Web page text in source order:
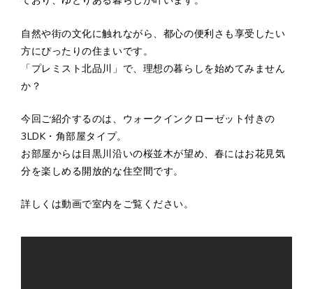
自然や街の文化に触れながら、都心の便利さも享受したい
方にぴったりの住まいです。
「プレミスト北品川」で、理想の暮らしを始めてみません
か？
今回ご紹介するのは、ウォークインクローゼット付きの
3LDK・角部屋タイプ。
お部屋からは目黒川沿いの桜並木が望め、春にはお花見気
分を楽しめる開放的な住空間です。
詳しくは動画で室内をご覧ください。